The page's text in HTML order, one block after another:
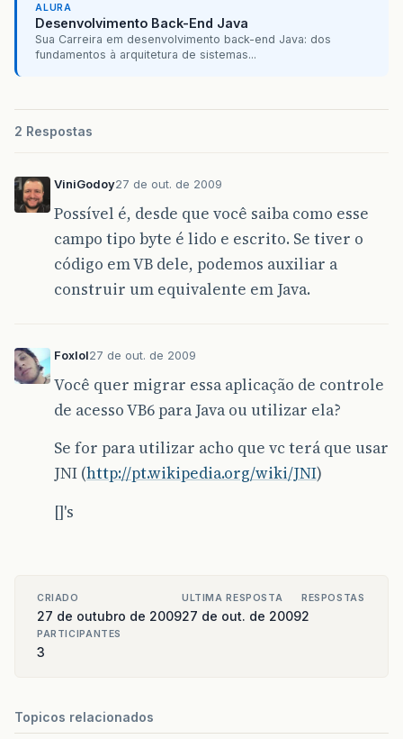
ALURA
Desenvolvimento Back-End Java
Sua Carreira em desenvolvimento back-end Java: dos
fundamentos à arquitetura de sistemas...
2 Respostas
ViniGodoy27 de out. de 2009
Possível é, desde que você saiba como esse
campo tipo byte é lido e escrito. Se tiver o
código em VB dele, podemos auxiliar a
construir um equivalente em Java.
Foxlol27 de out. de 2009
Você quer migrar essa aplicação de controle
de acesso VB6 para Java ou utilizar ela?
Se for para utilizar acho que vc terá que usar
JNI (http://pt.wikipedia.org/wiki/JNI)
[]'s
CRIADO
27 de outubro de 2009
ULTIMA RESPOSTA
27 de out. de 2009
RESPOSTAS
2
PARTICIPANTES
3
Topicos relacionados